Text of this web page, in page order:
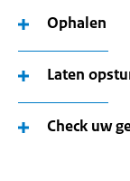
Ophalen
Laten
Check uw